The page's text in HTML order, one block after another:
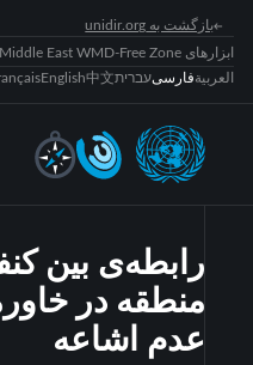
بازگشت به unidir.org
ابزارهای UNIDIR Middle East WMD-Free Zone
العربيةفارسیעברית中文
English
رابطه‌ی بین
منطقه در
عدم اشاعه